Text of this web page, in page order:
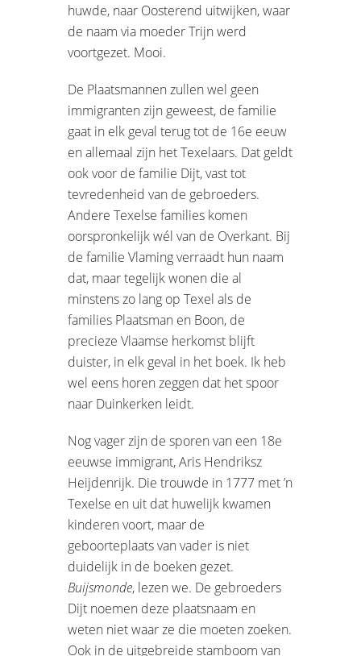
huwde, naar Oosterend uitwijken, waar
de naam via moeder Trijn werd
voortgezet. Mooi.
De Plaatsmannen zullen wel geen
immigranten zijn geweest, de familie
gaat in elk geval terug tot de 16e eeuw
en allemaal zijn het Texelaars. Dat geldt
ook voor de familie Dijt, vast tot
tevredenheid van de gebroeders.
Andere Texelse families komen
oorspronkelijk wél van de Overkant. Bij
de familie Vlaming verraadt hun naam
dat, maar tegelijk wonen die al
minstens zo lang op Texel als de
families Plaatsman en Boon, de
precieze Vlaamse herkomst blijft
duister, in elk geval in het boek. Ik heb
wel eens horen zeggen dat het spoor
naar Duinkerken leidt.
Nog vager zijn de sporen van een 18e
eeuwse immigrant, Aris Hendriksz
Heijdenrijk. Die trouwde in 1777 met ’n
Texelse en uit dat huwelijk kwamen
kinderen voort, maar de
geboorteplaats van vader is niet
duidelijk in de boeken gezet.
Buijsmonde, lezen we. De gebroeders
Dijt noemen deze plaatsnaam en
weten niet waar ze die moeten zoeken.
Ook in de uitgebreide stamboom van